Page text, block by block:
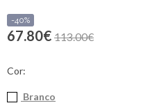
-40%
67.80€ 113.00€
Cor:
Branco